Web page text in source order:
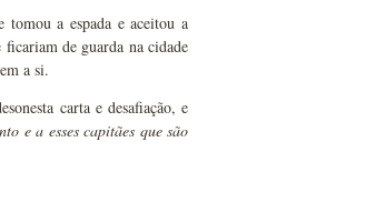
tomou a espada e aceitou a
ficariam de guarda na cidade
a si.
carta e desafiação, e
e a esses capitães que são